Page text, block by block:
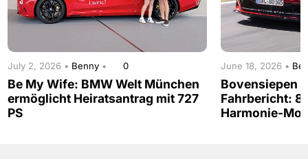
July 2, 2026 • Benny • 0
Be My Wife: BMW Welt München
ermöglicht Heiratsantrag mit 727
PS
June 18, 2026 •
Bovensiepen
Fahrbericht:
Harmonie-